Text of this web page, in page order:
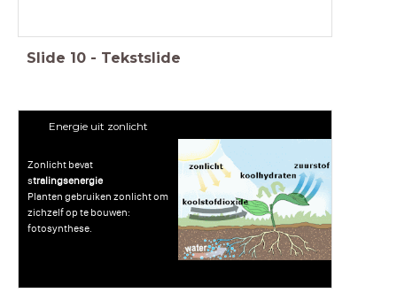
Slide 10 - Tekstslide
Energie uit zonlicht
Zonlicht bevat
stralingsenergie
Planten gebruiken zonlicht om
zichzelf op te bouwen:
fotosynthese.